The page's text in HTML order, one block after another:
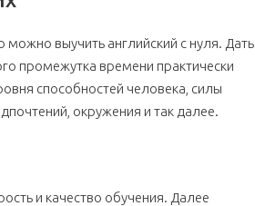
выучить английский с нуля. Дать
промежутка времени практически
способностей человека, силы
окружения и так далее.
и качество обучения. Далее